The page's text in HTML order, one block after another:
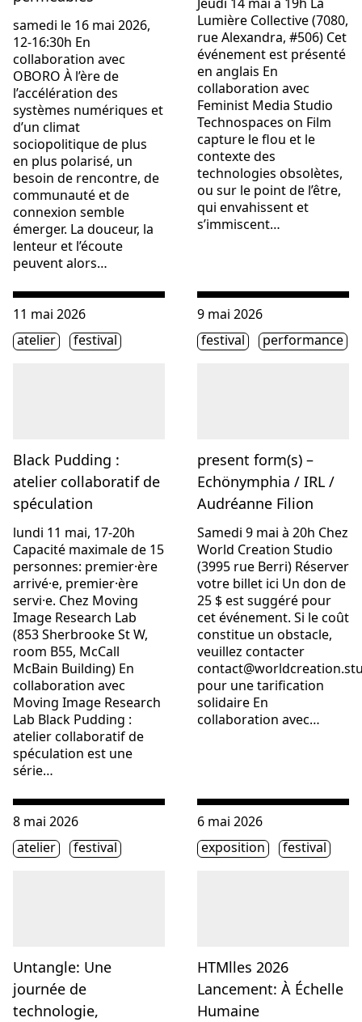
samedi le 16 mai 2026,
12-16:30h En
collaboration avec
OBORO À l’ère de
l’accélération des
systèmes numériques et
d’un climat
sociopolitique de plus
en plus polarisé, un
besoin de rencontre, de
communauté et de
connexion semble
émerger. La douceur, la
lenteur et l’écoute
peuvent alors…
Lumière Collective (7080,
rue Alexandra, #506) Cet
événement est présenté
en anglais En
collaboration avec
Feminist Media Studio
Technospaces on Film
capture le flou et le
contexte des
technologies obsolètes,
ou sur le point de l’être,
qui envahissent et
s’immiscent…
Black Pudding :
atelier collaboratif de
spéculation
Consulter « Black Pudding : atelier collaboratif de
11 mai 2026
Étiquette(s)
atelier festival
lundi 11 mai, 17-20h
Capacité maximale de 15
personnes: premier·ère
arrivé·e, premier·ère
servi·e. Chez Moving
Image Research Lab
(853 Sherbrooke St W,
room B55, McCall
McBain Building) En
collaboration avec
Moving Image Research
Lab Black Pudding :
atelier collaboratif de
spéculation est une
série…
present form(s) –
Echönymphia / IRL /
Audréanne Filion
Consulter « present
9 mai 2026
Étiquette(s)
festival performance
Samedi 9 mai à 20h Chez
World Creation Studio
(3995 rue Berri) Réserver
votre billet ici Un don de
25 $ est suggéré pour
cet événement. Si le coût
constitue un obstacle,
veuillez contacter
pour une tarification
solidaire En
collaboration avec…
Untangle: Une
journée de
technologie,
Consulter « Untangle: Une journée de technologie,
8 mai 2026
Étiquette(s)
atelier festival
HTMlles 2026
Lancement: À Échelle
Humaine
Consulter « HTMlles 2026
6 mai 2026
Étiquette(s)
exposition festival